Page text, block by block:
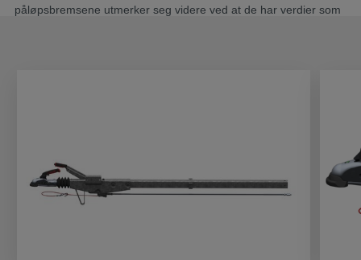
påløpsbremsene utmerker seg videre ved at de har verdier som